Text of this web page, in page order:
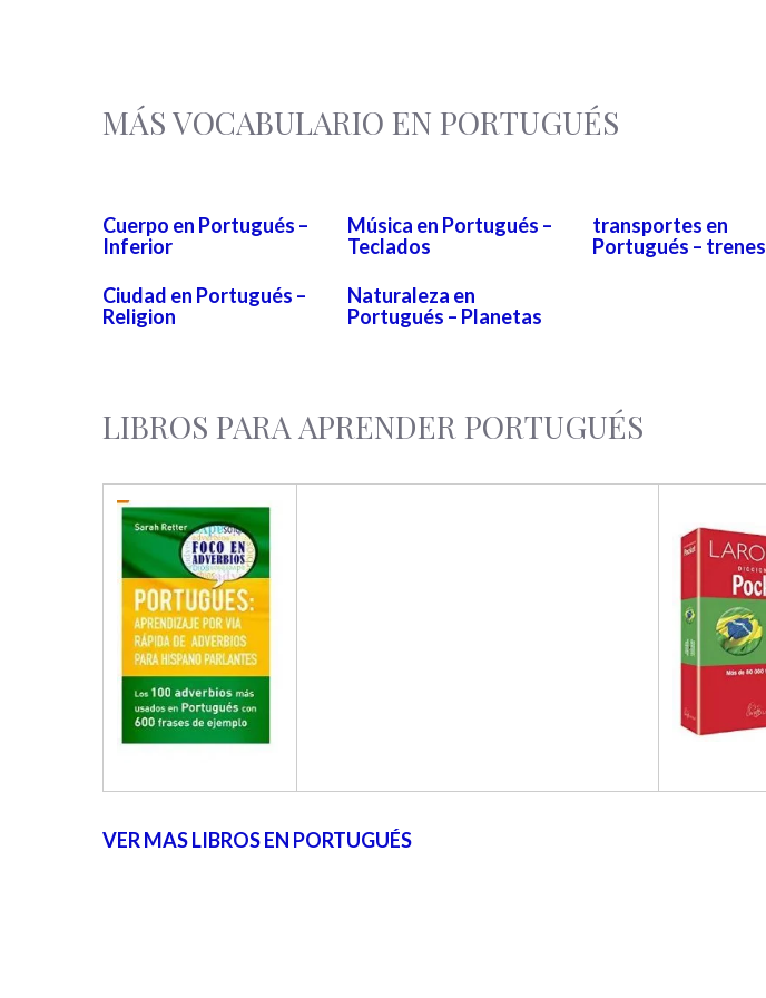
MÁS VOCABULARIO EN PORTUGUÉS
Cuerpo en Portugués –
Inferior
Música en Portugués –
Teclados
transportes en
Portugués – trenes
Ciudad en Portugués –
Religion
Naturaleza en
Portugués – Planetas
LIBROS PARA APRENDER PORTUGUÉS
VER MAS LIBROS EN PORTUGUÉS